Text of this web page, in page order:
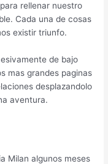
rellenar nuestro
Cada una de cosas
existir triunfo.
de bajo
mas grandes paginas
desplazandolo
aventura.
Milan algunos meses